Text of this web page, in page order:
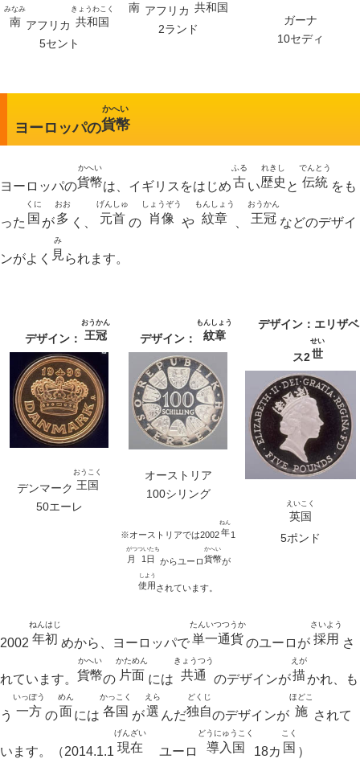
南
みなみ
アフリカ 共和国
きょうわこく
5セント
南 アフリカ 共和国
2ランド
ガーナ
10セディ
ヨーロッパの貨幣
かへい
ヨーロッパの貨幣
かへい
は、イギリスをはじめ古
ふる
い歴史
れきし
と 伝統
でんとう
をも
った 国
くに
が多
おお
く、 元首
げんしゅ
の 肖像
しょうぞう
や 紋章
もんしょう
王冠
おうかん
などのデザイ
ンがよく 見
み
られます。
デザイン： 王冠
おうかん
デンマーク 王国
おうこく
50エーレ
デザイン： 紋章
もんしょう
オーストリア
100シリング
※オーストリアでは2002年
ねん
1
月
がつ
1日
ついたち
からユーロ貨幣
かへい
が
使用
しよう
されています。
デザイン：エリザベ
ス2世
せい
英国
えいこく
5ポンド
2002 年初
ねんはじ
めから、ヨーロッパで単一通貨
たんいつつうか
のユーロが 採用
さいよう
さ
れています。 貨幣
かへい
の 片面
かためん
には 共通
きょうつう
のデザインが描
えが
かれ、も
う 一方
いっぽう
の面
めん
には 各国
かっこく
が選
えら
んだ独自
どくじ
のデザインが 施
ほどこ
されて
います。（2014.1.1 現在
げんざい
ユーロ 導入国
どうにゅうこく
18カ 国
こく
）